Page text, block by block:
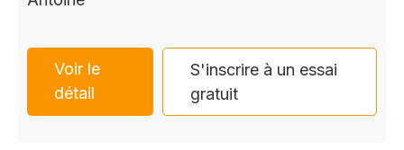
Voir le
détail
S'inscrire à un essai
gratuit